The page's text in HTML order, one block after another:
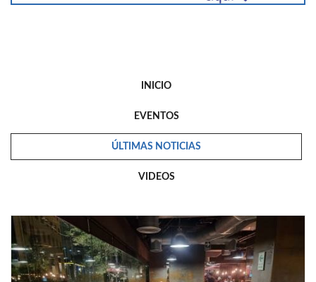
INICIO
EVENTOS
ÚLTIMAS NOTICIAS
VIDEOS